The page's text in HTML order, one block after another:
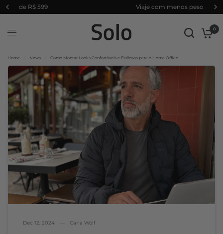
Viaje com menos peso e mais liberdade
0
Home News Como Montar Looks Confortáveis e Estilosos para o Home Office
Dec 12, 2024 Carla Wolf